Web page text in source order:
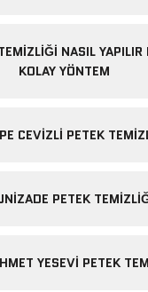
NASIL YAPILIR
KOLAY YÖNTEM
CEVIZLI PETEK
PETEK
YESEVI PETEK